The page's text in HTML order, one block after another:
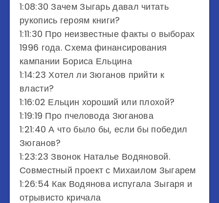
1:08:30 Зачем Зыгарь давал читать
рукопись героям книги?
1:11:30 Про неизвестные факты о выборах
1996 года. Схема финансирования
кампании Бориса Ельцина
1:14:23 Хотел ли Зюганов прийти к
власти?
1:16:02 Ельцин хороший или плохой?
1:19:19 Про пчеловода Зюганова
1:21:40 А что было бы, если бы победил
Зюганов?
1:23:23 Звонок Наталье Водяновой.
Совместный проект с Михаилом Зыгарем
1:26:54 Как Водянова испугала Зыгаря и
отрывисто кричала